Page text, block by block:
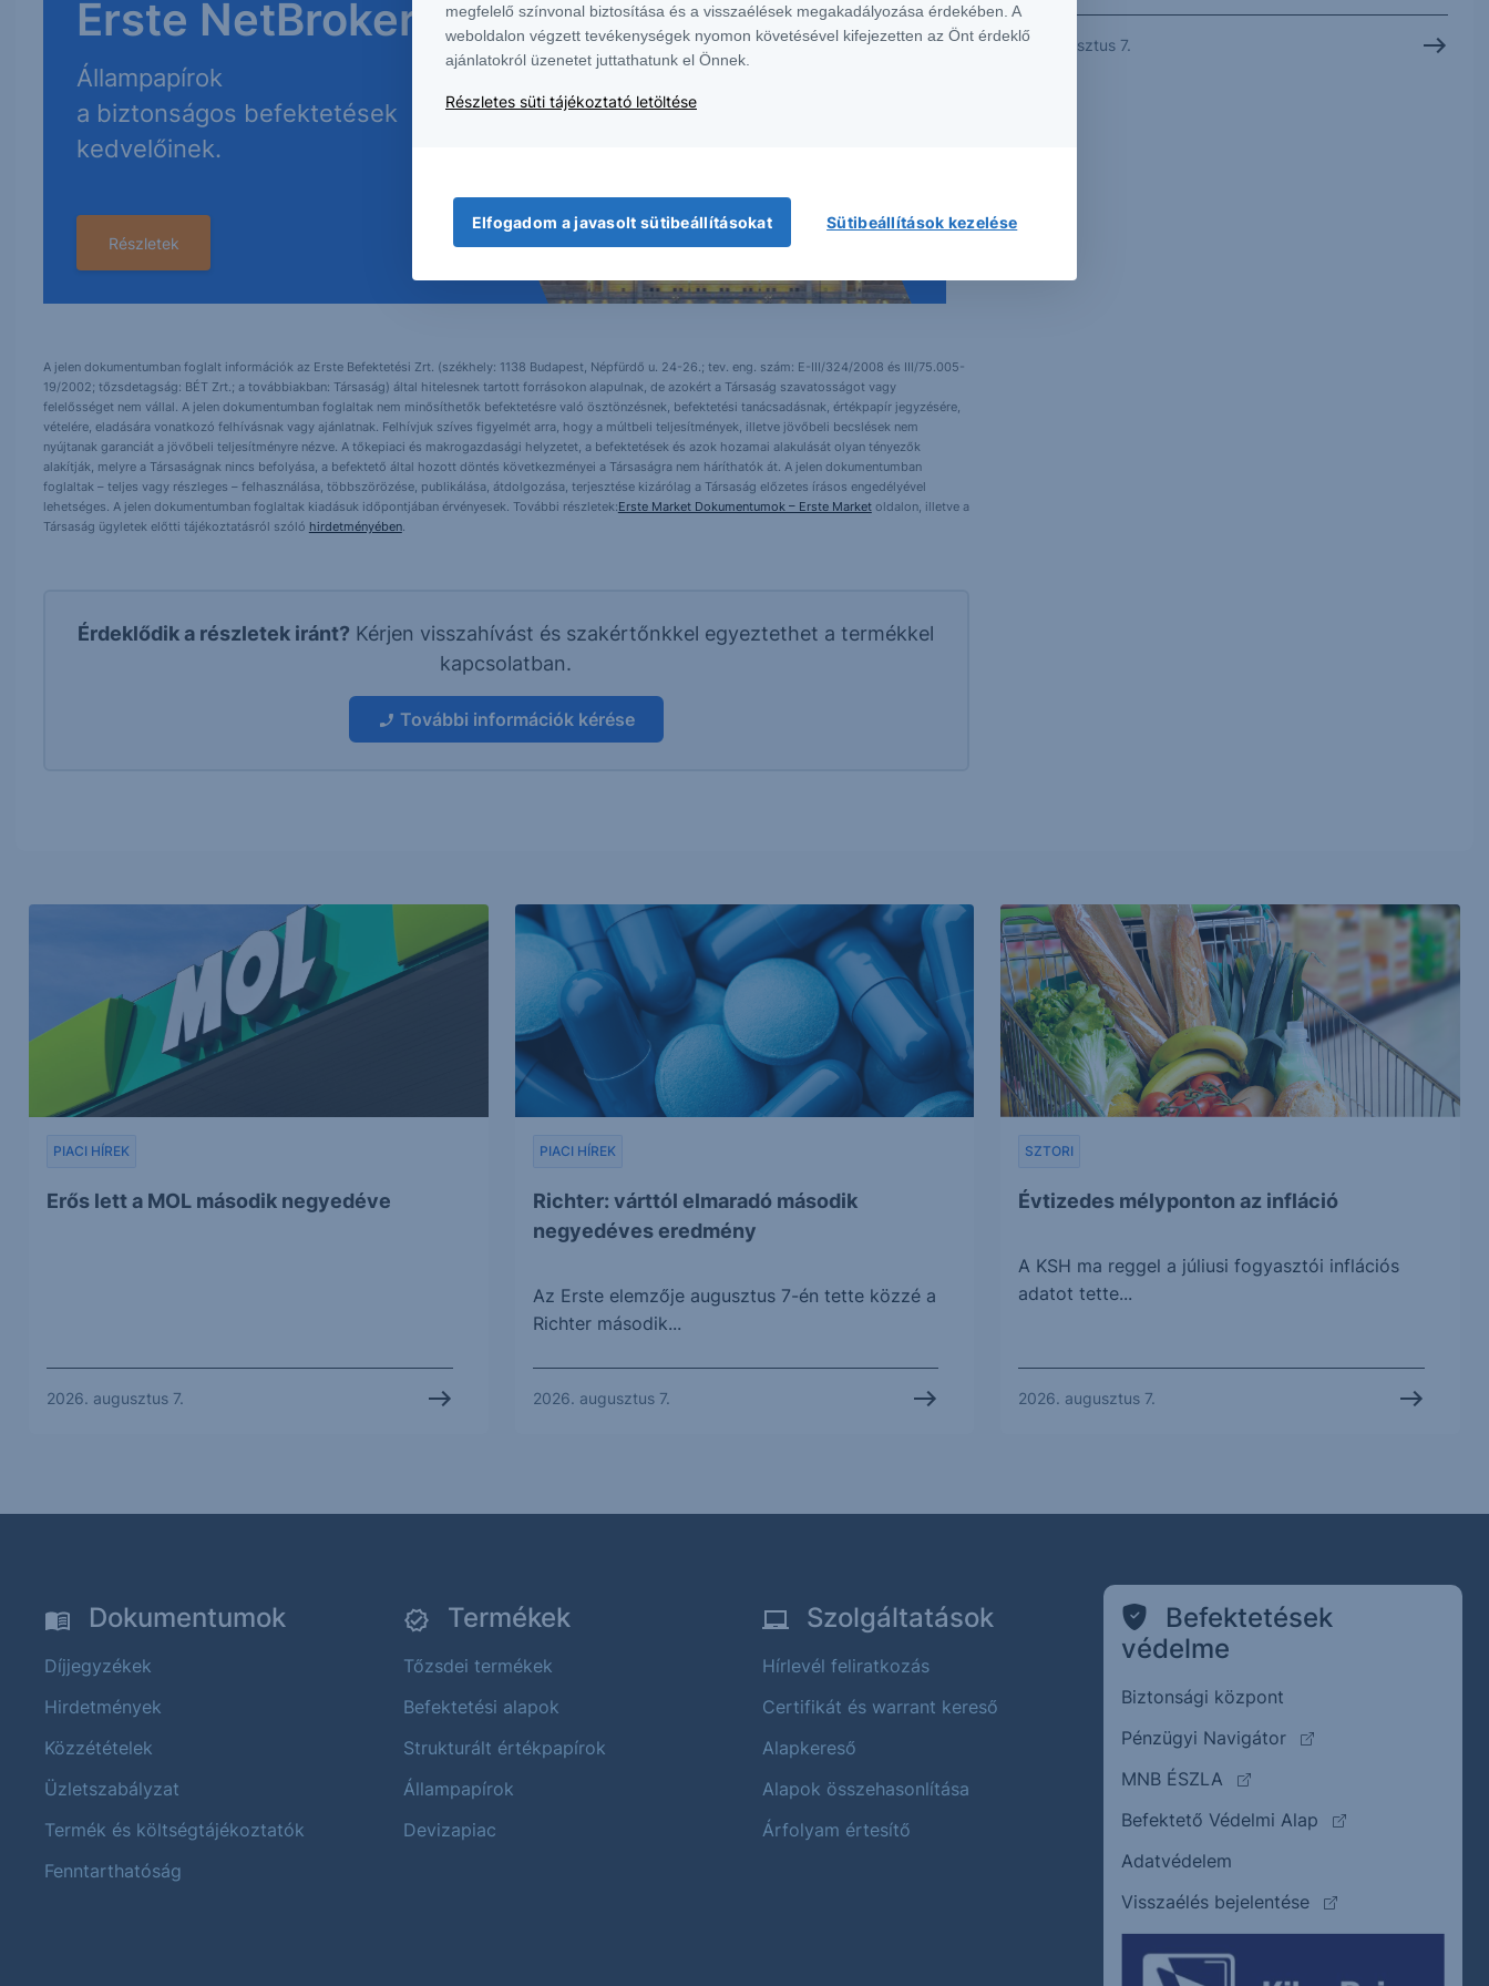
Erste NetBroker
Állampapírok
a biztonságos befektetések
kedvelőinek.
Részletek
A jelen dokumentumban foglalt információk az Erste Befektetési Zrt. (székhely: 1138 Budapest, Népfürdő u. 24-26.; tev. eng. szám: E-III/324/2008 és III/75.005-
19/2002; tőzsdetagság: BÉT Zrt.; a továbbiakban: Társaság) által hitelesnek tartott forrásokon alapulnak, de azokért a Társaság szavatosságot vagy
felelősséget nem vállal. A jelen dokumentumban foglaltak nem minősíthetők befektetésre való ösztönzésnek, befektetési tanácsadásnak, értékpapír jegyzésére,
vételére, eladására vonatkozó felhívásnak vagy ajánlatnak. Felhívjuk szíves figyelmét arra, hogy a múltbeli teljesítmények, illetve jövőbeli becslések nem
nyújtanak garanciát a jövőbeli teljesítményre nézve. A tőkepiaci és makrogazdasági helyzetet, a befektetések és azok hozamai alakulását olyan tényezők
alakítják, melyre a Társaságnak nincs befolyása, a befektető által hozott döntés következményei a Társaságra nem háríthatók át. A jelen dokumentumban
foglaltak – teljes vagy részleges – felhasználása, többszörözése, publikálása, átdolgozása, terjesztése kizárólag a Társaság előzetes írásos engedélyével
lehetséges. A jelen dokumentumban foglaltak kiadásuk időpontjában érvényesek. További részletek:Erste Market Dokumentumok – Erste Marketoldalon, illetve a
Társaság ügyletek előtti tájékoztatásról szóló hirdetményében.
Érdeklődik a részletek iránt? Kérjen visszahívást és szakértőnkkel egyeztethet a termékkel
kapcsolatban.
További információk kérése
2026. augusztus 7.
Erős lett a MOL második negyedéve
PIACI HÍREK
2026. augusztus 7.
Richter: várttól elmaradó második
negyedéves eredmény
PIACI HÍREK
Az Erste elemzője augusztus 7-én tette közzé a
Richter második...
2026. augusztus 7.
Évtizedes mélyponton az infláció
SZTORI
A KSH ma reggel a júliusi fogyasztói inflációs
adatot tette...
2026. augusztus 7.
Dokumentumok
Díjjegyzékek
Hirdetmények
Közzétételek
Üzletszabályzat
Termék és költségtájékoztatók
Fenntarthatóság
Termékek
Tőzsdei termékek
Befektetési alapok
Strukturált értékpapírok
Állampapírok
Devizapiac
Szolgáltatások
Hírlevél feliratkozás
Certifikát és warrant kereső
Alapkereső
Alapok összehasonlítása
Árfolyam értesítő
Befektetések
védelme
Biztonsági központ
Pénzügyi Navigátor
(külső oldalra ugrik)
MNB ÉSZLA
(külső oldalra ugrik)
Befektető Védelmi Alap
(külső oldalra
Adatvédelem
Visszaélés bejelentése
(külső oldalra ugrik)
megfelelő színvonal biztosítása és a visszaélések megakadályozása érdekében. A
weboldalon végzett tevékenységek nyomon követésével kifejezetten az Önt érdeklő
ajánlatokról üzenetet juttathatunk el Önnek.
Részletes süti tájékoztató letöltése
Elfogadom a javasolt sütibeállításokat Sütibeállítások kezelése